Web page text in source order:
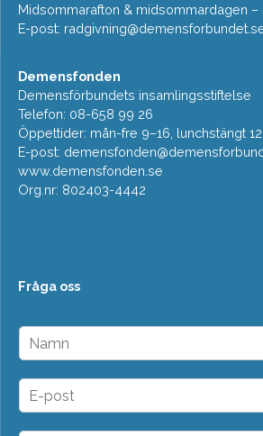
Midsommarafton & midsommardagen –
E-post:
Demensfonden
Demensförbundets insamlingsstiftelse
Telefon: 08-658 99 26
Öppettider: mån-fre 9–16, lunchstängt
E-post:
www.demensfonden.se
Org.nr: 802403-4442
Fråga oss
N
m
n
E
p